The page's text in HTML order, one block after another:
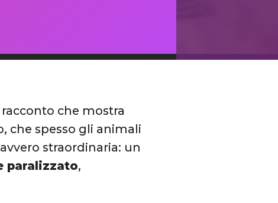
che mostra
che spesso gli animali
straordinaria: un
paralizzato,